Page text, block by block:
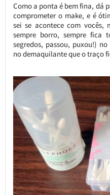
Como a ponta é bem fina, dá
comprometer o make, e é
sei se acontece com vocês,
sempre borro, sempre fica
segredos, passou, puxou!)
no demaquilante que o traço